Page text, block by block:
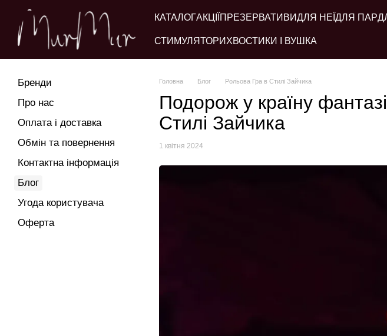
Перейти до основного контенту
КАТАЛОГАКЦІЇ ПРЕЗЕРВАТИВИДЛЯ НЕЇ ДЛЯ ПАР
СТИМУЛЯТОРИ ХВОСТИКИ І ВУШКА
Головна Блог Рольова Гра в Стилі Зайчика
Подорож у країну
Стилі Зайчика
1 квітня 2024
Бренди
Про нас
Оплата і доставка
Обмін та повернення
Контактна інформація
Блог
Угода користувача
Оферта